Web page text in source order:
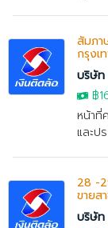
สัมภา
กรุงเ
บริษัท
฿
หน้าที่
และป
28 -
ขายส
บริษัท